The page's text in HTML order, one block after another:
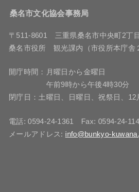
桑名市文化協会事務局
〒511-8601 三重県桑名市中央町2丁
桑名市役所 観光課内（市役所本庁舎
開庁時間：月曜日から金曜日
午前9時から午後4時30分
閉庁日：土曜日、日曜日、祝祭日、12
電話: 0594-24-1361 Fax: 0594-24-
メールアドレス: info@bunkyo-